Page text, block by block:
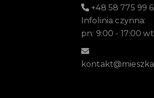
+48 58 775 99
Infolinia czynna:
pn: 9:00 - 17:00